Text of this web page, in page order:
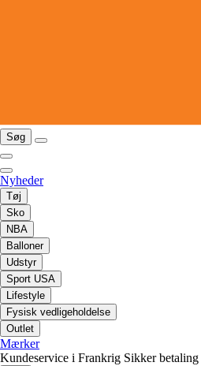
Søg
Nyheder
Tøj
Sko
NBA
Balloner
Udstyr
Sport USA
Lifestyle
Fysisk vedligeholdelse
Outlet
Mærker
Kundeservice i Frankrig Sikker betaling